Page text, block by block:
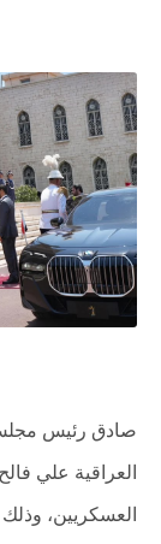
صادق رئيس مجلس
العراقية علي
العسكريين،